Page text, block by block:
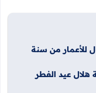
للأعمار من سنة
عيد الفطر